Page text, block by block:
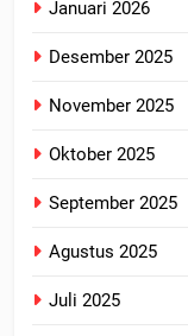
Januari 2026
Desember 2025
November 2025
Oktober 2025
September 2025
Agustus 2025
Juli 2025